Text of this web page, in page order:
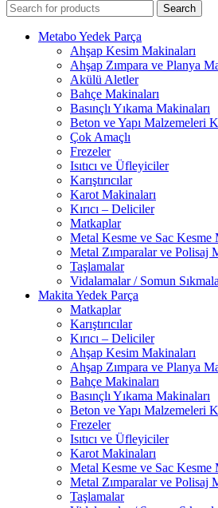
Search
Metabo Yedek Parça
Ahşap Kesim Makinaları
Ahşap Zımpara ve Planya
Akülü Aletler
Bahçe Makinaları
Basınçlı Yıkama Makinaları
Beton ve Yapı Malzemeleri
Çok Amaçlı
Frezeler
Isıtıcı ve Üfleyiciler
Karıştırıcılar
Karot Makinaları
Kırıcı – Deliciler
Matkaplar
Metal Kesme ve Sac Kesme
Metal Zımparalar ve Polisaj
Taşlamalar
Vidalamalar / Somun
Makita Yedek Parça
Matkaplar
Karıştırıcılar
Kırıcı – Deliciler
Ahşap Kesim Makinaları
Ahşap Zımpara ve Planya
Bahçe Makinaları
Basınçlı Yıkama Makinaları
Beton ve Yapı Malzemeleri
Frezeler
Isıtıcı ve Üfleyiciler
Karot Makinaları
Metal Kesme ve Sac Kesme
Metal Zımparalar ve Polisaj
Taşlamalar